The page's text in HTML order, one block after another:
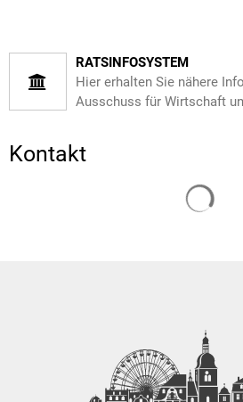
RATSINFOSYSTEM
Hier erhalten Sie nähere
Ausschuss für Wirtschaft
Kontakt